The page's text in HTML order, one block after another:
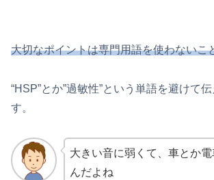
大切なポイントは専門用語を使わないこ
“HSP”とか”過敏性”という単語を避けて
す。
大きい音に弱くて、車とか
んだよね